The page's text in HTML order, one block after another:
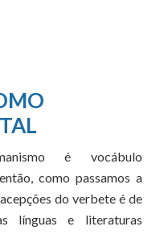
é vocábulo
como passamos a
do verbete é de
línguas e literaturas